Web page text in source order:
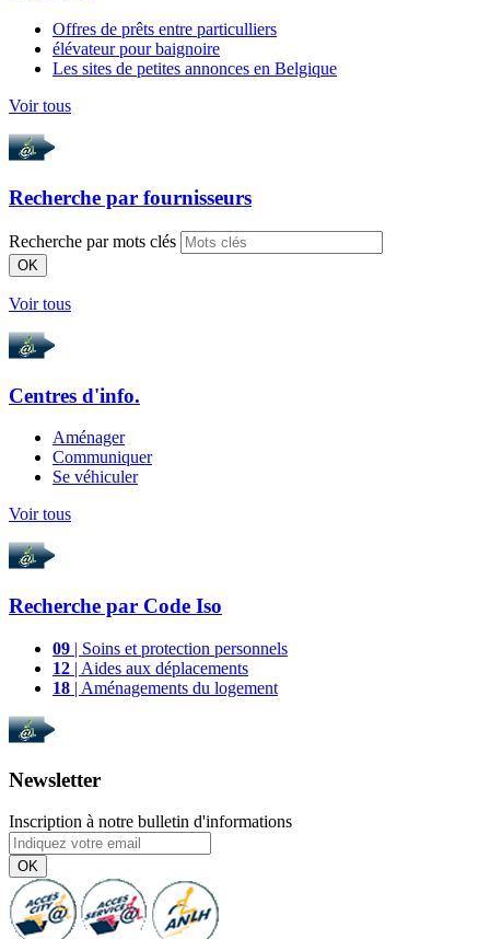
Offres de prêts entre particulliers
élévateur pour baignoire
Les sites de petites annonces en Belgique
Voir tous
Recherche par fournisseurs
Recherche par mots clés
OK
Voir tous
Centres d'info.
Aménager
Communiquer
Se véhiculer
Voir tous
Recherche par Code Iso
09 | Soins et protection personnels
12 | Aides aux déplacements
18 | Aménagements du logement
Newsletter
Inscription à notre bulletin d'informations
OK